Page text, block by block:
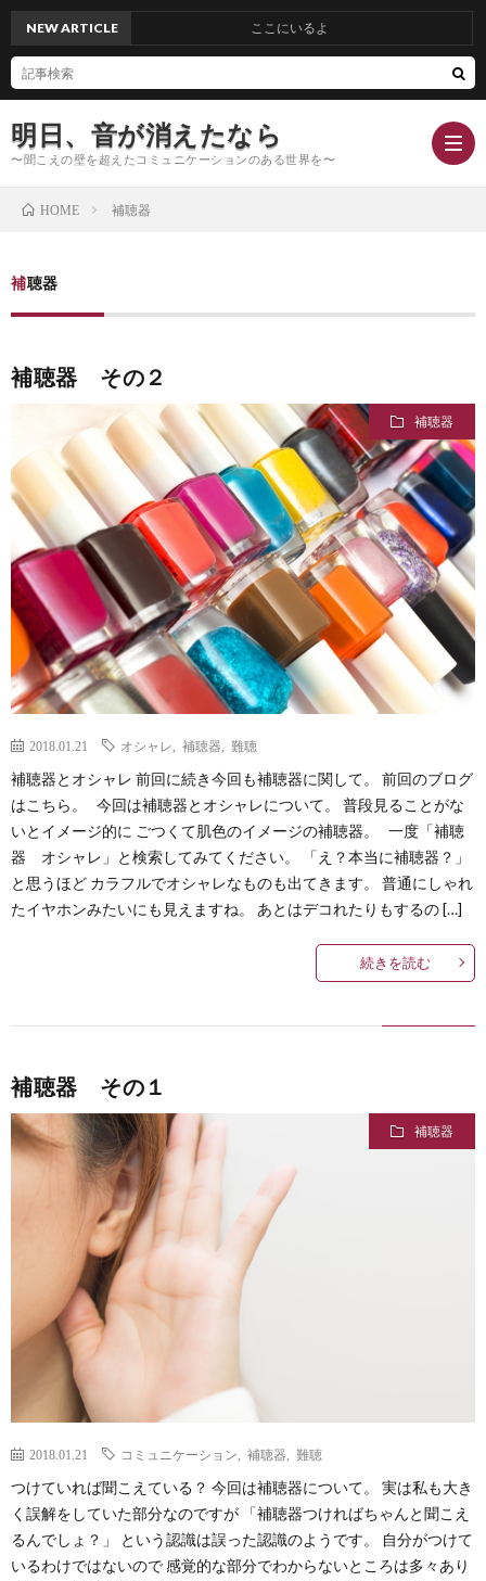
明日、音が消えたなら
〜聞こえの壁を超えたコミュニケーションのある世界を〜
NEW ARTICLE ここにいるよ
HOME 補聴器
補聴器
補聴器 その２
補聴器
2018.01.21 オシャレ 補聴器 難聴
補聴器とオシャレ 前回に続き今回も補聴器に関して。 前回のブログ
はこちら。 今回は補聴器とオシャレについて。 普段見ることがな
いとイメージ的に ごつくて肌色のイメージの補聴器。 一度「補聴
器 オシャレ」と検索してみてください。 「え？本当に補聴器？」
と思うほど カラフルでオシャレなものも出てきます。 普通にしゃれ
たイヤホンみたいにも見えますね。 あとはデコれたりもするの […]
続きを読む
補聴器 その１
補聴器
2018.01.21 コミュニケーション 補聴器 難聴
つけていれば聞こえている？ 今回は補聴器について。 実は私も大き
く誤解をしていた部分なのですが 「補聴器つければちゃんと聞こえ
るんでしょ？」 という認識は誤った認識のようです。 自分がつけて
いるわけではないので 感覚的な部分でわからないところは多々あり